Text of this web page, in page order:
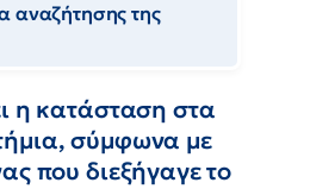
αναζήτησης της
η κατάσταση στα
σύμφωνα με
που διεξήγαγε το